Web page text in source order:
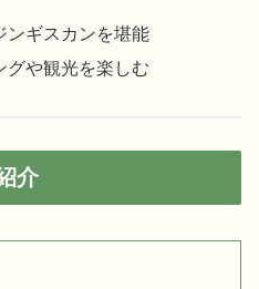
ンギスカンを堪能
グや観光を楽しむ
介